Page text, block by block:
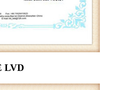
LVD